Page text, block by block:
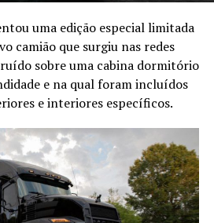
uma edição especial limitada
camião que surgiu nas redes
sobre uma cabina dormitório
e na qual foram incluídos
e interiores específicos.